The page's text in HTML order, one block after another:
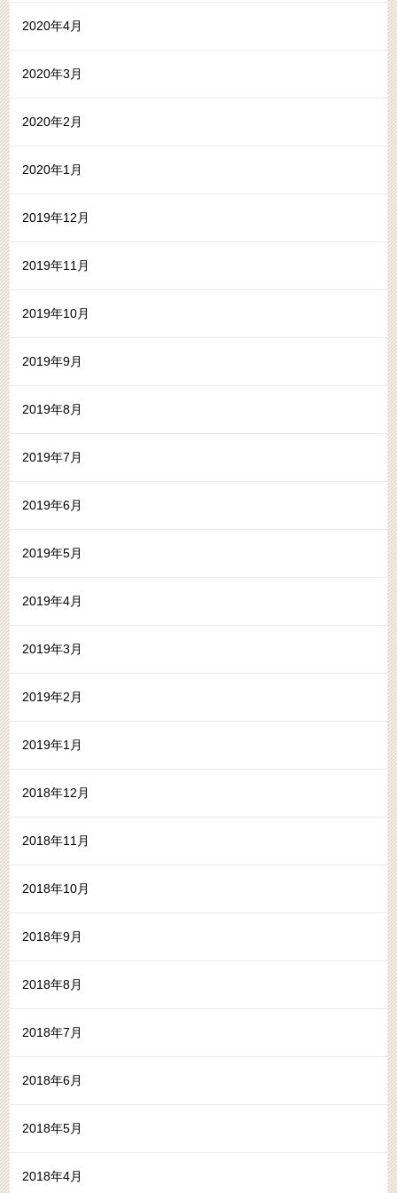
2020年4月
2020年3月
2020年2月
2020年1月
2019年12月
2019年11月
2019年10月
2019年9月
2019年8月
2019年7月
2019年6月
2019年5月
2019年4月
2019年3月
2019年2月
2019年1月
2018年12月
2018年11月
2018年10月
2018年9月
2018年8月
2018年7月
2018年6月
2018年5月
2018年4月